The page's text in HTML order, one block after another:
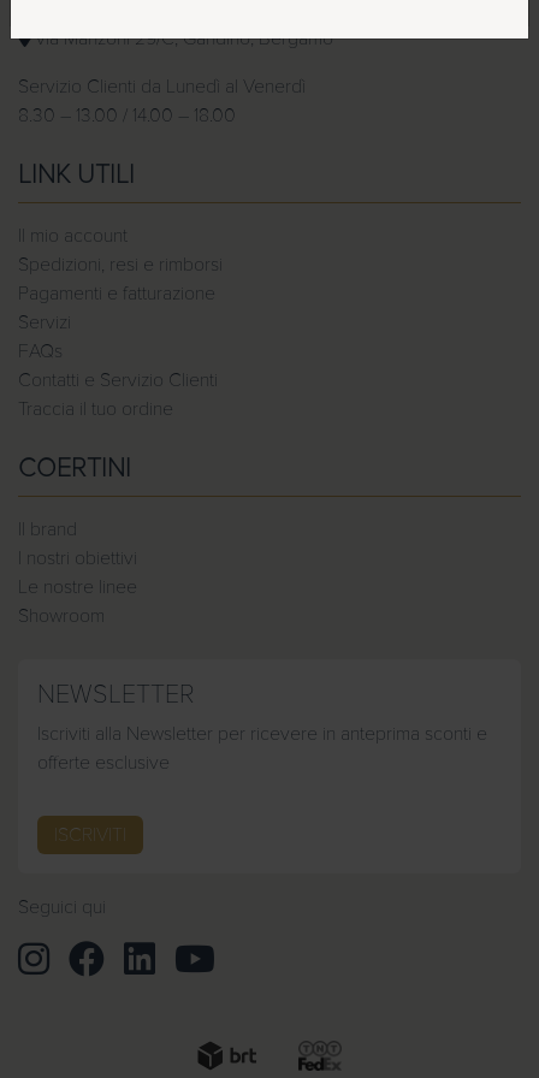
via Manzoni 29/C, Gandino, Bergamo
Servizio Clienti da Lunedì al Venerdì
8.30 – 13.00 / 14.00 – 18.00
LINK UTILI
Il mio account
Spedizioni, resi e rimborsi
Pagamenti e fatturazione
Servizi
FAQs
Contatti e Servizio Clienti
Traccia il tuo ordine
COERTINI
Il brand
I nostri obiettivi
Le nostre linee
Showroom
NEWSLETTER
Iscriviti alla Newsletter per ricevere in anteprima sconti e
offerte esclusive
ISCRIVITI
Seguici qui